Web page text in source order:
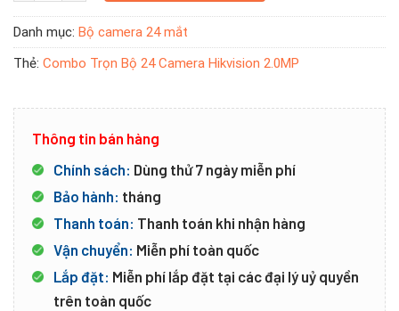
Danh mục: Bộ camera 24 mắt
Thẻ: Combo Trọn Bộ 24 Camera Hikvision 2.0MP
Thông tin bán hàng
Chính sách: Dùng thử 7 ngày miễn phí
Bảo hành: tháng
Thanh toán: Thanh toán khi nhận hàng
Vận chuyển: Miễn phí toàn quốc
Lắp đặt: Miễn phí lắp đặt tại các đại lý uỷ quyền
trên toàn quốc